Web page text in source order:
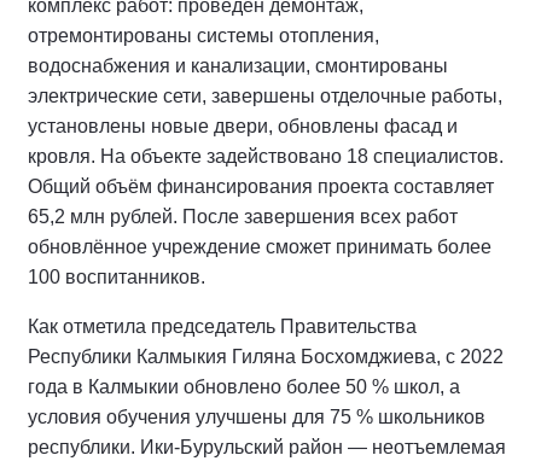
комплекс работ: проведён демонтаж,
отремонтированы системы отопления,
водоснабжения и канализации, смонтированы
электрические сети, завершены отделочные работы,
установлены новые двери, обновлены фасад и
кровля. На объекте задействовано 18 специалистов.
Общий объём финансирования проекта составляет
65,2 млн рублей. После завершения всех работ
обновлённое учреждение сможет принимать более
100 воспитанников.
Как отметила председатель Правительства
Республики Калмыкия Гиляна Босхомджиева, с 2022
года в Калмыкии обновлено более 50 % школ, а
условия обучения улучшены для 75 % школьников
республики. Ики‑Бурульский район — неотъемлемая